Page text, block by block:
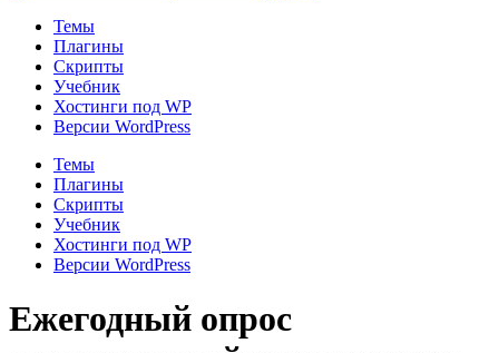
Темы
Плагины
Скрипты
Учебник
Хостинги под WP
Версии WordPress
Темы
Плагины
Скрипты
Учебник
Хостинги под WP
Версии WordPress
Ежегодный опрос